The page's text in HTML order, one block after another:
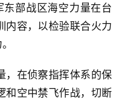
部战区海空力量在台
内容，以检验联合火力
，在侦察指挥体系的保
和空中禁飞作战，切断